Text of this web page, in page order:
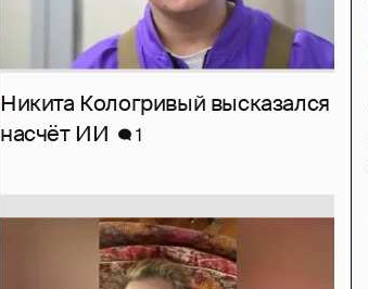
Никита Кологривый высказался
насчёт ИИ
1